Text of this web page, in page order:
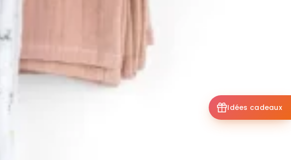
Idées cadeaux